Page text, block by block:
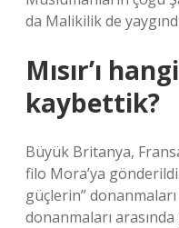
da Malikilik de
Mısır’ı
kaybettik?
Büyük Britanya,
filo Mora’ya
güçlerin” donanmaları
donanmaları